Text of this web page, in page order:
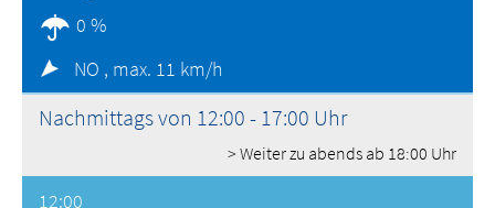
0 %
NO , max. 11 km/h
Nachmittags von 12:00 - 17:00 Uhr
> Weiter zu abends ab 18:00 Uhr
12:00